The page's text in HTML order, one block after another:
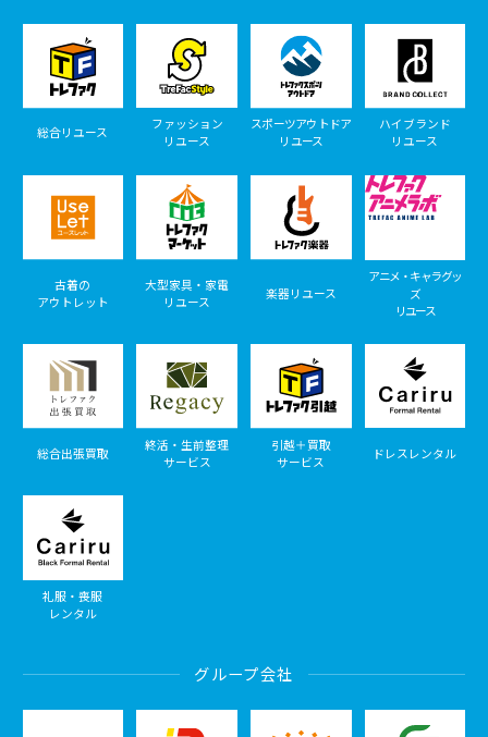
総合リユース
ファッション
リユース
スポーツアウトドア
リユース
ハイブランド
リユース
古着の
アウトレット
大型家具・家電
リユース
楽器リユース
アニメ・キャラグッ
ズ
リユース
総合出張買取
終活・生前整理
サービス
引越＋買取
サービス
ドレスレンタル
礼服・喪服
レンタル
グループ会社